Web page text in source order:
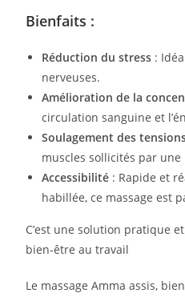
Bienfaits :
Réduction du stress :
nerveuses.
Amélioration de la
circulation sanguine et
Soulagement des
muscles sollicités par
Accessibilité : Rapide et
habillée, ce massage est
C’est une solution pratique
bien-être au travail
Le massage Amma assis,